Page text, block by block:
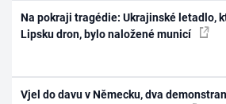
Na pokraji tragédie: Ukrajinské letadlo,
Lipsku dron, bylo naložené municí
Vjel do davu v Německu, dva